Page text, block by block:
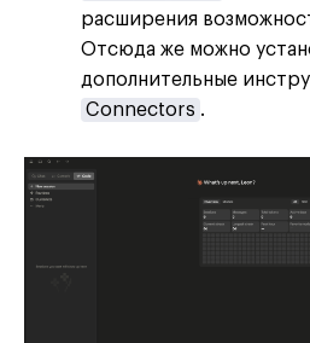
расширения
Отсюда же можно
дополнительные
Connectors .